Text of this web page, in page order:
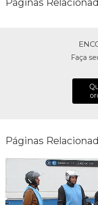
Páginas
Faça
Páginas